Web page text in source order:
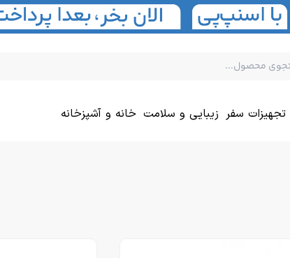
تجهیزات سفر زیبایی و سلامت خانه و آشپزخانه